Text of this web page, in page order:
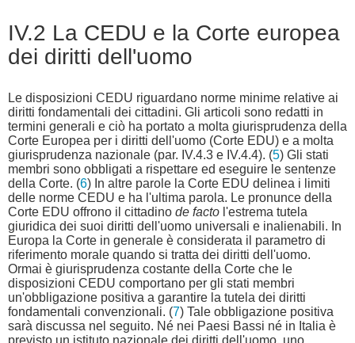
IV.2 La CEDU e la Corte europea
dei diritti dell'uomo
Le disposizioni CEDU riguardano norme minime relative ai
diritti fondamentali dei cittadini. Gli articoli sono redatti in
termini generali e ciò ha portato a molta giurisprudenza della
Corte Europea per i diritti dell'uomo (Corte EDU) e a molta
giurisprudenza nazionale (par. IV.4.3 e IV.4.4). (5) Gli stati
membri sono obbligati a rispettare ed eseguire le sentenze
della Corte. (6) In altre parole la Corte EDU delinea i limiti
delle norme CEDU e ha l'ultima parola. Le pronunce della
Corte EDU offrono il cittadino de facto l'estrema tutela
giuridica dei suoi diritti dell'uomo universali e inalienabili. In
Europa la Corte in generale è considerata il parametro di
riferimento morale quando si tratta dei diritti dell'uomo.
Ormai è giurisprudenza costante della Corte che le
disposizioni CEDU comportano per gli stati membri
un'obbligazione positiva a garantire la tutela dei diritti
fondamentali convenzionali. (7) Tale obbligazione positiva
sarà discussa nel seguito. Né nei Paesi Bassi né in Italia è